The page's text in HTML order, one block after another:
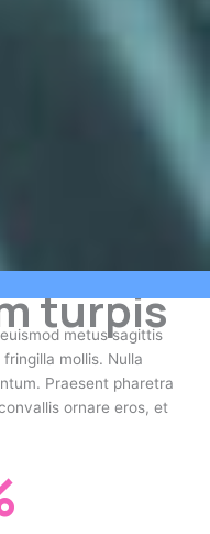
turpis
metus sagittis
mollis. Nulla
Praesent pharetra
ornare eros, et